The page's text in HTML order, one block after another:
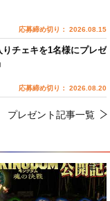
応募締め切り： 2026.08.15
チェキを1名様にプレゼ
応募締め切り： 2026.08.20
プレゼント記事一覧